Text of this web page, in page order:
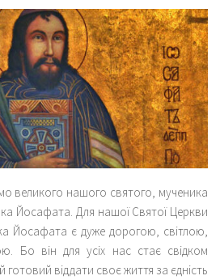
великого нашого святого, мученика
Йосафата. Для нашої Святої Церкви
Йосафата є дуже дорогою, світлою,
Бо він для усіх нас стає свідком
віддати своє життя за єдність